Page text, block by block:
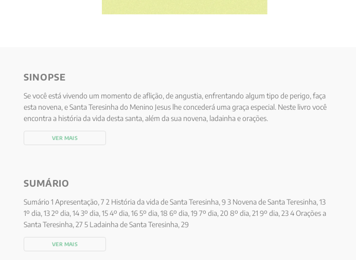
SINOPSE
Se você está vivendo um momento de aflição, de angustia, enfrentando algum tipo de perigo, faça
esta novena, e Santa Teresinha do Menino Jesus lhe concederá uma graça especial. Neste livro você
encontra a história da vida desta santa, além da sua novena, ladainha e orações.
VER MAIS
SUMÁRIO
Sumário 1 Apresentação, 7 2 História da vida de Santa Teresinha, 9 3 Novena de Santa Teresinha, 13
1º dia, 13 2º dia, 14 3º dia, 15 4º dia, 16 5º dia, 18 6º dia, 19 7º dia, 20 8º dia, 21 9º dia, 23 4 Orações a
Santa Teresinha, 27 5 Ladainha de Santa Teresinha, 29
VER MAIS